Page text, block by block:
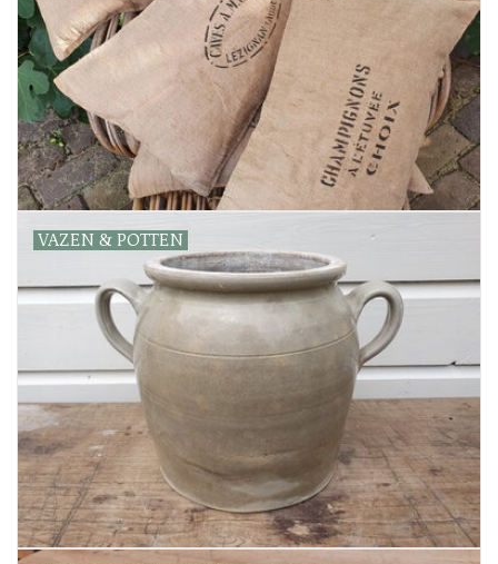
VAZEN & POTTEN